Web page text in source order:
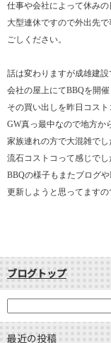
仕事や会社によって休み
大型連休ですので外出先
ごしください。
話は変わりますが成雄建設
会社の屋上にてBBQを開催
その買い出しを昨日コスト
GW真っ最中なので地方か
家族連れの方で大混雑でし
流石コストコって感じでし
BBQの様子もまたブログや
更新しようと思ってますの
ブログトップ
最近の投稿